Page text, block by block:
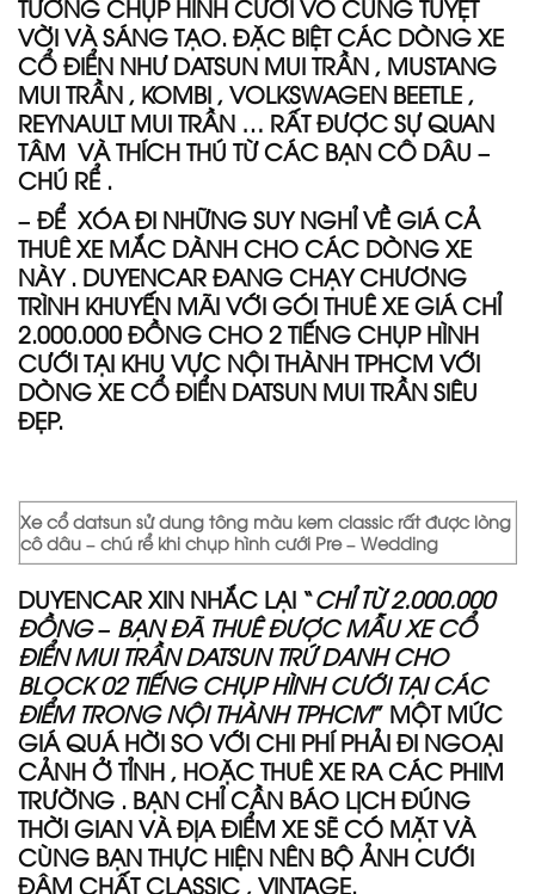
TƯỞNG CHỤP HÌNH CƯỚI VÔ CÙNG TUYỆT
VỜI VÀ SÁNG TẠO. ĐẶC BIỆT CÁC DÒNG XE
CỔ ĐIỂN NHƯ DATSUN MUI TRẦN , MUSTANG
MUI TRẦN , KOMBI , VOLKSWAGEN BEETLE ,
REYNAULT MUI TRẦN … RẤT ĐƯỢC SỰ QUAN
TÂM VÀ THÍCH THÚ TỪ CÁC BẠN CÔ DÂU –
CHÚ RỂ .
– ĐỂ XÓA ĐI NHỮNG SUY NGHỈ VỀ GIÁ CẢ
THUÊ XE MẮC DÀNH CHO CÁC DÒNG XE
NÀY . DUYENCAR ĐANG CHẠY CHƯƠNG
TRÌNH KHUYẾN MÃI VỚI GÓI THUÊ XE GIÁ CHỈ
2.000.000 ĐỒNG CHO 2 TIẾNG CHỤP HÌNH
CƯỚI TẠI KHU VỰC NỘI THÀNH TPHCM VỚI
DÒNG XE CỔ ĐIỂN DATSUN MUI TRẦN SIÊU
ĐẸP.
Xe cổ datsun sử dung tông màu kem classic rất được lòng
cô dâu – chú rể khi chụp hình cưới Pre – Wedding
DUYENCAR XIN NHẮC LẠI “CHỈ TỪ 2.000.000
ĐỒNG – BẠN ĐÃ THUÊ ĐƯỢC MẪU XE CỔ
ĐIỂN MUI TRẦN DATSUN TRỨ DANH CHO
BLOCK 02 TIẾNG CHỤP HÌNH CƯỚI TẠI CÁC
ĐIỂM TRONG NỘI THÀNH TPHCM” MỘT MỨC
GIÁ QUÁ HỜI SO VỚI CHI PHÍ PHẢI ĐI NGOẠI
CẢNH Ở TỈNH , HOẶC THUÊ XE RA CÁC PHIM
TRƯỜNG . BẠN CHỈ CẦN BÁO LỊCH ĐÚNG
THỜI GIAN VÀ ĐỊA ĐIỂM XE SẼ CÓ MẶT VÀ
CÙNG BẠN THỰC HIỆN NÊN BỘ ẢNH CƯỚI
ĐẬM CHẤT CLASSIC , VINTAGE.